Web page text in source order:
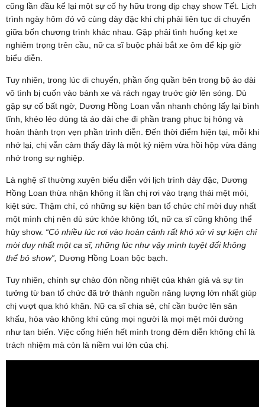
cũng lần đầu kể lại một sự cố hy hữu trong dịp chạy show Tết. Lịch
trình ngày hôm đó vô cùng dày đặc khi chị phải liên tục di chuyển
giữa bốn chương trình khác nhau. Gặp phải tình huống kẹt xe
nghiêm trọng trên cầu, nữ ca sĩ buộc phải bắt xe ôm để kịp giờ
biểu diễn.
Tuy nhiên, trong lúc di chuyển, phần ống quần bên trong bộ áo dài
vô tình bị cuốn vào bánh xe và rách ngay trước giờ lên sóng. Dù
gặp sự cố bất ngờ, Dương Hồng Loan vẫn nhanh chóng lấy lại bình
tĩnh, khéo léo dùng tà áo dài che đi phần trang phục bị hỏng và
hoàn thành trọn vẹn phần trình diễn. Đến thời điểm hiện tại, mỗi khi
nhớ lại, chị vẫn cảm thấy đây là một kỷ niệm vừa hồi hộp vừa đáng
nhớ trong sự nghiệp.
Là nghệ sĩ thường xuyên biểu diễn với lịch trình dày đặc, Dương
Hồng Loan thừa nhận không ít lần chị rơi vào trạng thái mệt mỏi,
kiệt sức. Thậm chí, có những sự kiện ban tổ chức chỉ mời duy nhất
một mình chị nên dù sức khỏe không tốt, nữ ca sĩ cũng không thể
hủy show. “Có nhiều lúc rơi vào hoàn cảnh rất khó xử vì sự kiện chỉ
mời duy nhất một ca sĩ, những lúc như vậy mình tuyệt đối không
thể bỏ show”, Dương Hồng Loan bộc bạch.
Tuy nhiên, chính sự chào đón nồng nhiệt của khán giả và sự tin
tưởng từ ban tổ chức đã trở thành nguồn năng lượng lớn nhất giúp
chị vượt qua khó khăn. Nữ ca sĩ chia sẻ, chỉ cần bước lên sân
khấu, hòa vào không khí cùng mọi người là mọi mệt mỏi dường
như tan biến. Việc cống hiến hết mình trong đêm diễn không chỉ là
trách nhiệm mà còn là niềm vui lớn của chị.